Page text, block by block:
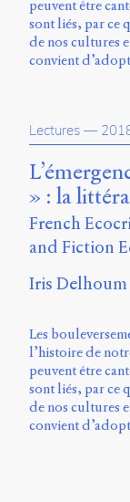
Local
B1-
12723
150
Le
Moyne
Longueuil
(QC)
J4K
0B7
Canada
2104-
Sens
public
0.1
(2020/03)
peuvent être
sont liés, par ce
de nos cultures
convient
Lectures —
» : la
French
and Fiction
Iris Delhoum
Les
l’histoire de
peuvent être
sont liés, par ce
de nos cultures
convient